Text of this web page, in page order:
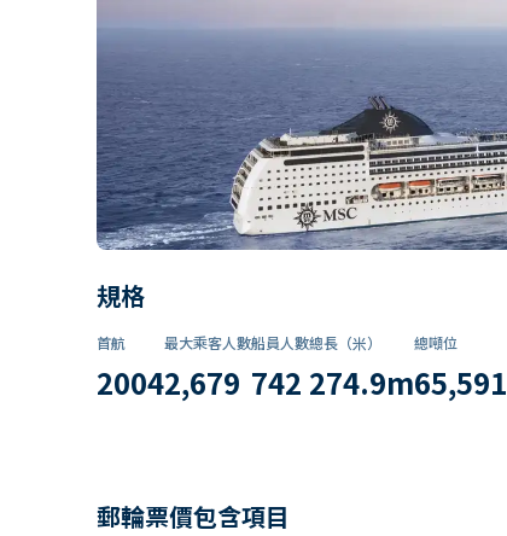
規格
首航
2004
最大乘客人數
2,679
船員人數
742
總長（米）
274.9m
總噸位
65,591
郵輪票價包含項目